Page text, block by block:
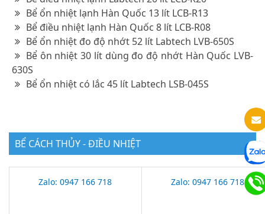
Bể ổn nhiệt lạnh Hàn Quốc 13 lít LCB-R13
Bể điều nhiệt lạnh Hàn Quốc 8 lít LCB-R08
Bể ổn nhiệt đo độ nhớt 52 lít Labtech LVB-650S
Bể ôn nhiệt 30 lít dùng đo độ nhớt Hàn Quốc LVB-
630S
Bể ổn nhiệt có lắc 45 lít Labtech LSB-045S
BỂ CÁCH THỦY - ĐIỀU NHIỆT
Zalo: 0947 166 718 Zalo: 0947 166 718